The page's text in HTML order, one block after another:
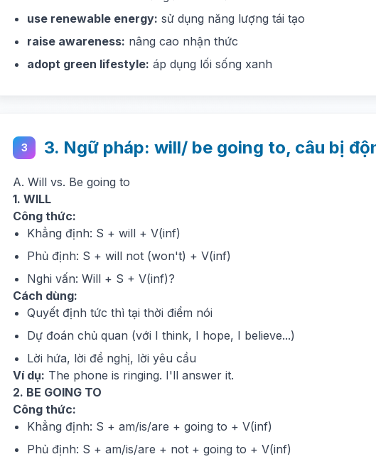
use renewable energy: sử dụng năng lượng tái tạo
raise awareness: nâng cao nhận thức
adopt green lifestyle: áp dụng lối sống xanh
3 3. Ngữ pháp: will/ be going to, câu bị
A. Will vs. Be going to
1. WILL
Công thức:
Khẳng định: S + will + V(inf)
Phủ định: S + will not (won't) + V(inf)
Nghi vấn: Will + S + V(inf)?
Cách dùng:
Quyết định tức thì tại thời điểm nói
Dự đoán chủ quan (với I think, I hope, I believe...)
Lời hứa, lời đề nghị, lời yêu cầu
Ví dụ: The phone is ringing. I'll answer it.
2. BE GOING TO
Công thức:
Khẳng định: S + am/is/are + going to + V(inf)
Phủ định: S + am/is/are + not + going to + V(inf)